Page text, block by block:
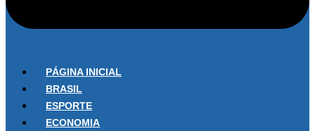
PÁGINA INICIAL
BRASIL
ESPORTE
ECONOMIA